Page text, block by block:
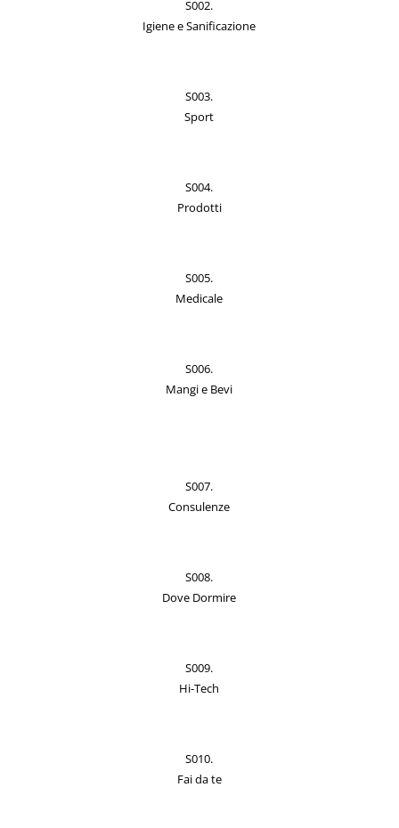
S002.
Igiene e Sanificazione
S003.
Sport
S004.
Prodotti
S005.
Medicale
S006.
Mangi e Bevi
S007.
Consulenze
S008.
Dove Dormire
S009.
Hi-Tech
S010.
Fai da te